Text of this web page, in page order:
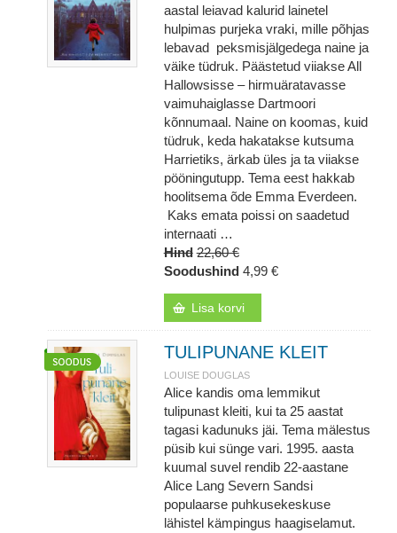
aastal leiavad kalurid lainetel
hulpimas purjeka vraki, mille põhjas
lebavad peksmisjälgedega naine ja
väike tüdruk. Päästetud viiakse All
Hallowsisse – hirmuäratavasse
vaimuhaiglasse Dartmoori
kõnnumaal. Naine on koomas, kuid
tüdruk, keda hakatakse kutsuma
Harrietiks, ärkab üles ja ta viiakse
pööningutupp. Tema eest hakkab
hoolitsema õde Emma Everdeen.
Kaks emata poissi on saadetud
internaati …
Hind 22,60 €
Soodushind 4,99 €
Lisa korvi
TULIPUNANE KLEIT
LOUISE DOUGLAS
Alice kandis oma lemmikut
tulipunast kleiti, kui ta 25 aastat
tagasi kadunuks jäi. Tema mälestus
püsib kui sünge vari. 1995. aasta
kuumal suvel rendib 22-aastane
Alice Lang Severn Sandsi
populaarse puhkusekeskuse
lähistel kämpingus haagiselamut.